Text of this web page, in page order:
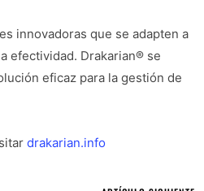
innovadoras que se adapten a
efectividad. Drakarian® se
eficaz para la gestión de
drakarian.info